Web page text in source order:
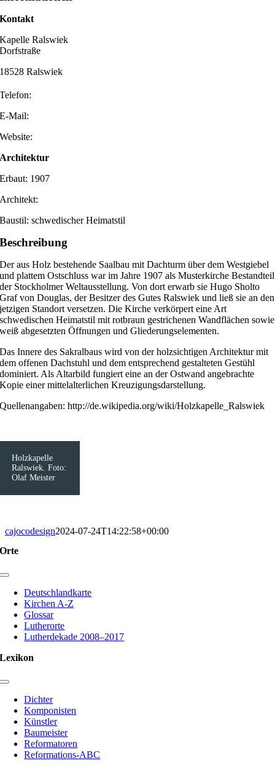
Kontakt
Kapelle Ralswiek
Dorfstraße
18528 Ralswiek
Telefon:
E-Mail:
Website:
Architektur
Erbaut: 1907
Architekt:
Baustil: schwedischer Heimatstil
Beschreibung
Der aus Holz bestehende Saalbau mit Dachturm über dem Westgiebel
und plattem Ostschluss war im Jahre 1907 als Musterkirche Bestandteil
der Stockholmer Weltausstellung. Von dort erwarb sie Hugo Sholto
Graf von Douglas, der Besitzer des Gutes Ralswiek und ließ sie an den
jetzigen Standort versetzen. Die Kirche verkörpert eine Art
schwedischen Heimatstil mit rotbraun gestrichenen Wandflächen sowie
weiß abgesetzten Öffnungen und Gliederungselementen.
Das Innere des Sakralbaus wird von der holzsichtigen Architektur mit
dem offenen Dachstuhl und dem entsprechend gestalteten Gestühl
dominiert. Als Altarbild fungiert eine an der Ostwand angebrachte
Kopie einer mittelalterlichen Kreuzigungsdarstellung.
Quellenangaben: http://de.wikipedia.org/wiki/Holzkapelle_Ralswiek
Holzkapelle
Ralswiek. Foto:
Olaf Meister
cajocodesign2024-07-24T14:22:58+00:00
Orte
Toggle
NavigationDeutschlandkarte
Kirchen A-Z
Glossar
Lutherorte
Lutherdekade 2008–2017
Lexikon
Toggle
Navigation
Dichter
Komponisten
Künstler
Baumeister
Reformatoren
Reformations-ABC